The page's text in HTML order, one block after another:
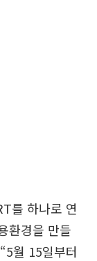
를 하나로 연
환경을 만들
월 15일부터